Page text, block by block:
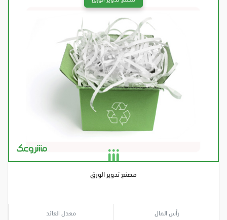
مصنع تدوير الورق
رأس المال معدل العائد